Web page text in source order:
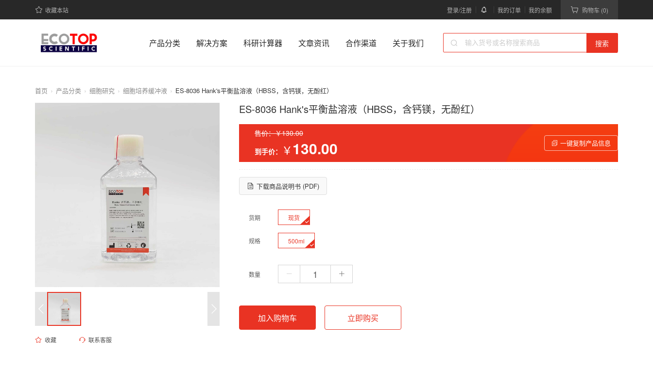
收藏本站 登录/注册 我的订单 我的余额 购物车 (0)
产品分类 解决方案 科研计算器 文章资讯 合作渠道 关于我们 搜索
首页 产品分类 细胞研究 细胞培养缓冲液 ES-8036 Hank's平衡盐溶液（HBSS，含钙镁，无酚红）
收藏 联系客服
ES-8036 Hank's平衡盐溶液（HBSS，含钙镁，无酚红）
售价：￥130.00
到手价：
￥130.00 一键复制产品信息
下载商品说明书 (PDF)
货期 现货
规格 500ml
数量
加入购物车 立即购买